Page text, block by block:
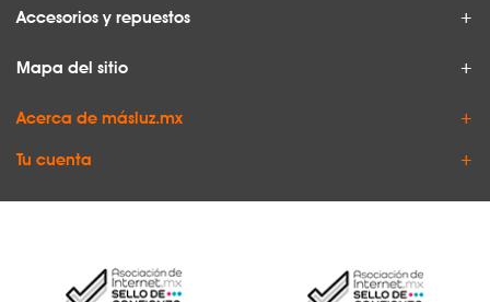
Accesorios y repuestos
Mapa del sitio
Acerca de másluz.mx
Tu cuenta